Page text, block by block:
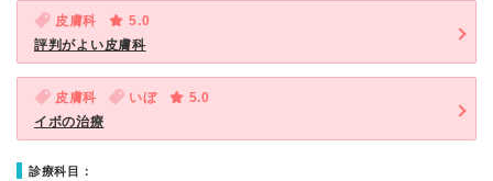
皮膚科
5.0
評判がよい皮膚科
皮膚科 いぼ
5.0
イボの治療
診療科目：